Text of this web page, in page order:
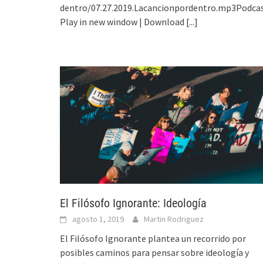
dentro/
Play in new window | Download [...]
El Filósofo Ignorante: Ideología
agosto 1, 2019 Martin Rodriguez
El Filósofo Ignorante plantea un recorrido por
posibles caminos para pensar sobre ideología y